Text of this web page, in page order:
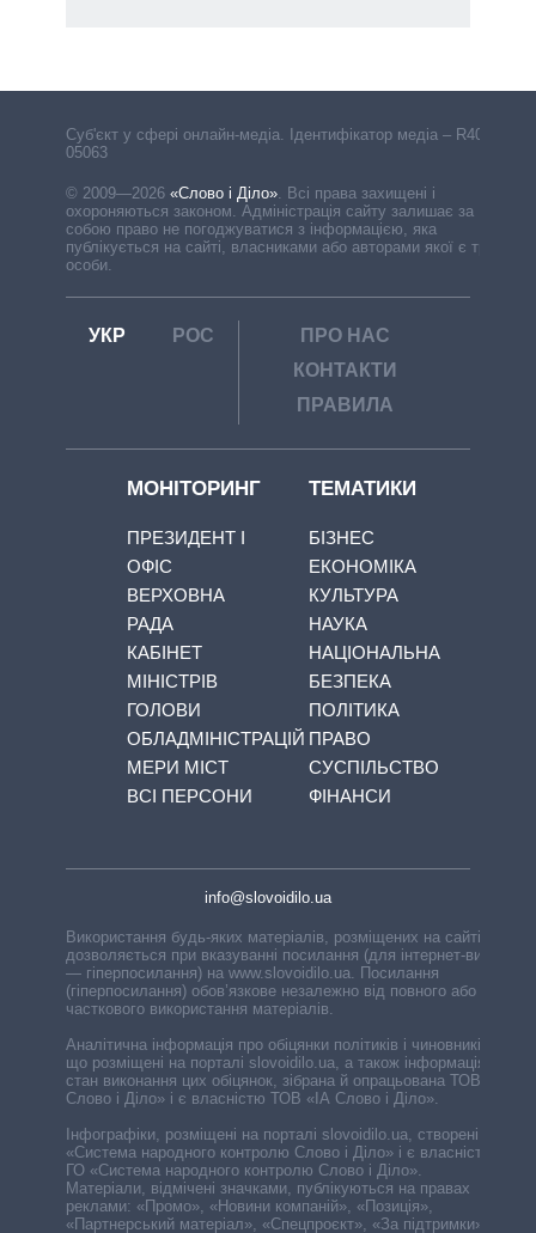
Cуб'єкт у сфері онлайн-медіа. Ідентифікатор медіа – R40-
05063
© 2009—2026 «Слово і Діло». Всі права захищені і
охороняються законом. Адміністрація сайту залишає за
собою право не погоджуватися з інформацією, яка
публікується на сайті, власниками або авторами якої є треті
особи.
УКР РОС
ПРО НАС
КОНТАКТИ
ПРАВИЛА
МОНІТОРИНГ
ПРЕЗИДЕНТ І
ОФІС
ВЕРХОВНА
РАДА
КАБІНЕТ
МІНІСТРІВ
ГОЛОВИ
ОБЛАДМІНІСТРАЦІЙ
МЕРИ МІСТ
ВСІ ПЕРСОНИ
ТЕМАТИКИ
БІЗНЕС
ЕКОНОМІКА
КУЛЬТУРА
НАУКА
НАЦІОНАЛЬНА
БЕЗПЕКА
ПОЛІТИКА
ПРАВО
СУСПІЛЬСТВО
ФІНАНСИ
info@slovoidilo.ua
Використання будь-яких матеріалів, розміщених на сайті,
дозволяється при вказуванні посилання (для інтернет-видань
— гіперпосилання) на www.slovoidilo.ua. Посилання
(гіперпосилання) обов’язкове незалежно від повного або
часткового використання матеріалів.
Аналітична інформація про обіцянки політиків і чиновників,
що розміщені на порталі slovoidilo.ua, а також інформація про
стан виконання цих обіцянок, зібрана й опрацьована ТОВ «ІА
Слово і Діло» і є власністю ТОВ «ІА Слово і Діло».
Інфографіки, розміщені на порталі slovoidilo.ua, створені ГО
«Система народного контролю Слово і Діло» і є власністю
ГО «Система народного контролю Слово і Діло».
Матеріали, відмічені значками, публікуються на правах
реклами: «Промо», «Новини компаній», «Позиція»,
«Партнерський матеріал», «Спецпроєкт», «За підтримки».